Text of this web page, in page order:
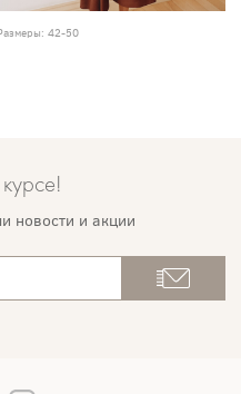
42-50
новости и акции